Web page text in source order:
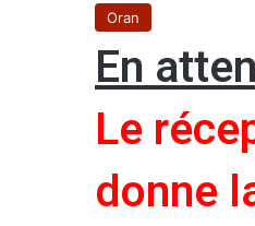
Oran
En
Le
donne